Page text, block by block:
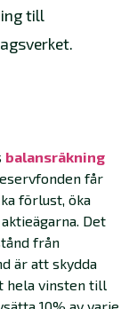
till
balansräkning
får
förlust, öka
Det
från
är att skydda
hela vinsten till